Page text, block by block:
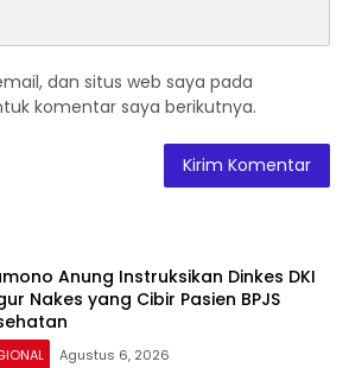
dan situs web saya pada
komentar saya berikutnya.
Anung Instruksikan Dinkes DKI
Nakes yang Cibir Pasien BPJS
Agustus 6, 2026